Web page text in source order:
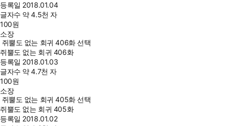
등록일 2018.01.04
글자수 약 4.5천 자
100원
소장
쥐뿔도 없는 회귀 406화 선택
쥐뿔도 없는 회귀 406화
등록일 2018.01.03
글자수 약 4.7천 자
100원
소장
쥐뿔도 없는 회귀 405화 선택
쥐뿔도 없는 회귀 405화
등록일 2018.01.02